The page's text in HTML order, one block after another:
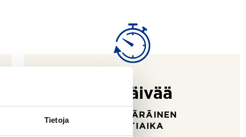
Tietoja
93 päivää
KESKIMÄÄRÄINEN
MYYNTIAIKA